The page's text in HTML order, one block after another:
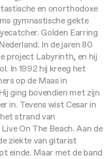
en onorthodoxe
gymnastische gekte
Golden Earring
In de jaren 80
project Labyrinth, en hij
In 1992 hij kreeg het
op de Maas in
ging bovendien met zijn
in. Tevens wist Cesar in
strand van
On The Beach. Aan de
ziekte van gitarist
einde. Maar met de band